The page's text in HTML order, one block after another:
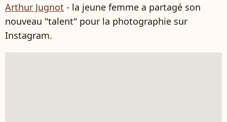
Arthur Jugnot - la jeune femme a partagé son
nouveau "talent" pour la photographie sur
Instagram.